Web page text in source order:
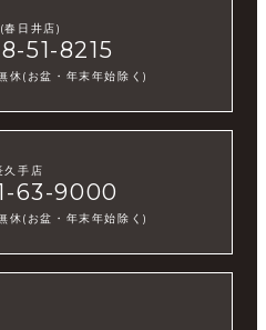
春日井店)
51-8215
休(お盆・年末年始除く)
久手店
63-9000
休(お盆・年末年始除く)